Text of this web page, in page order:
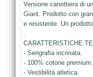
Versione canottiera di
Giant. Prodotto con
e resistente. Un
.
CARATTERISTICHE
- Serigrafia incrinata.
- 100% cotone premium.
- Vestibilità atletica.